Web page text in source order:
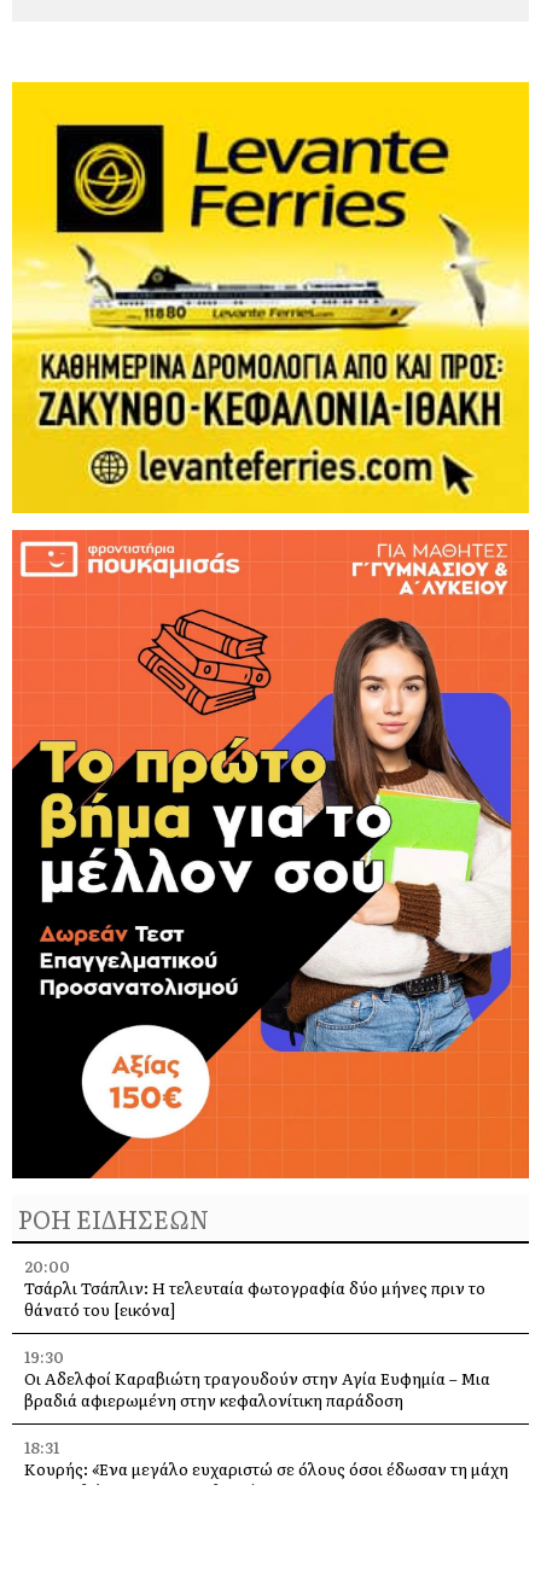
ΡΟΗ ΕΙΔΗΣΕΩΝ
20:00
Τσάρλι Τσάπλιν: Η τελευταία φωτογραφία δύο μήνες πριν το
θάνατό του [εικόνα]
19:30
Οι Αδελφοί Καραβιώτη τραγουδούν στην Αγία Ευφημία – Μια
βραδιά αφιερωμένη στην κεφαλονίτικη παράδοση
18:31
Κουρής: «Ένα μεγάλο ευχαριστώ σε όλους όσοι έδωσαν τη μάχη
με τις φλόγες στην Κεφαλονιά»